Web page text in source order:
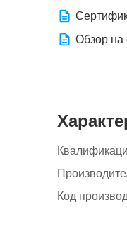
Обзор на
Код